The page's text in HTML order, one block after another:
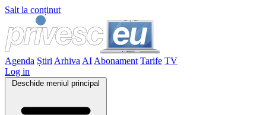
Salt la conținut
Agenda Știri Arhiva AI Abonament Tarife TV
Log in
Deschide meniul principal